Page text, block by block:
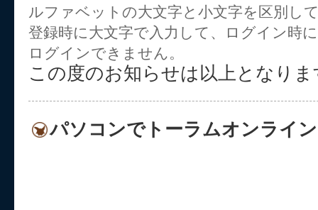
ルファベットの大文字と小文字を区別し
登録時に大文字で入力して、ログイン時
ログインできません。
この度のお知らせは以上となりま
パソコンでトーラムオンライ